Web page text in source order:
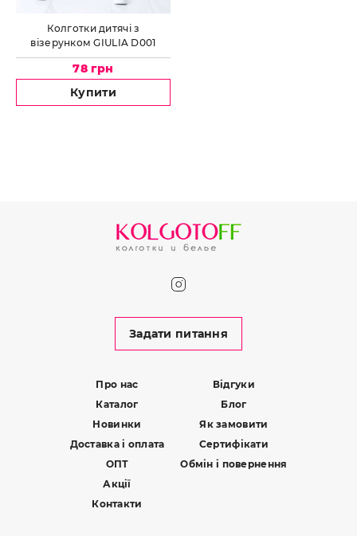
Колготки дитячі з
візерунком GIULIA D001
junior
78 грн
Купити
Задати питання
Про нас
Каталог
Новинки
Доставка і оплата
ОПТ
Акції
Контакти
Відгуки
Блог
Як замовити
Сертифікати
Обмін і повернення